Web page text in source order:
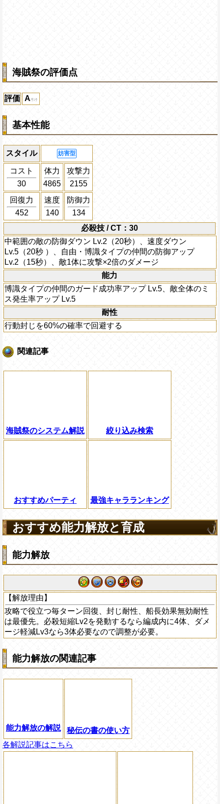
海賊祭の評価点
評価 A
基本性能
スタイル 妨害型
コスト
30
体力
4865
攻撃力
2155
回復力
452
速度
140
防御力
134
必殺技 / CT：30
中範囲の敵の防御ダウン Lv.2（20秒）、速度ダウン
Lv.5（20秒 ）、自由・博識タイプの仲間の防御アップ
Lv.2（15秒）、敵1体に攻撃×2倍のダメージ
能力
博識タイプの仲間のガード成功率アップ Lv.5、敵全体のミ
ス発生率アップ Lv.5
耐性
行動封じを60%の確率で回避する
関連記事
海賊祭のシステム解説 絞り込み検索
おすすめパーティ 最強キャラランキング
おすすめ能力解放と育成
能力解放
【解放理由】
攻略で役立つ毎ターン回復、封じ耐性、船長効果無効耐性
は最優先。必殺短縮Lv2を発動するなら編成内に4体、ダメ
ージ軽減Lv3なら3体必要なので調整が必要。
能力解放の関連記事
能力解放の解説
秘伝の書の使い方
各解説記事はこちら